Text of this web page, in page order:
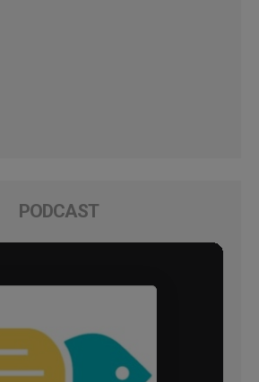
PODCAST